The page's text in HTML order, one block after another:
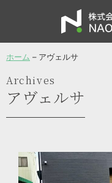
ホーム –アヴェルサ
Archives
アヴェルサ